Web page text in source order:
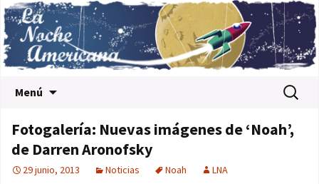
Menú Buscar:
Fotogalería: Nuevas imágenes de ‘Noah’,
de Darren Aronofsky
29 junio, 2013 Noticias Noah LNA